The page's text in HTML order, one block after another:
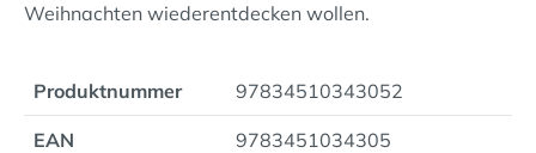
Weihnachten wiederentdecken wollen.
Produktnummer 97834510343052
EAN 9783451034305